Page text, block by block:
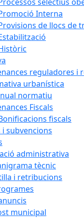
Interna
de llocs de
reguladores i
urbanística
normatiu
Fiscals
fiscals
i subvencions
administrativa
tècnic
i retribucions
municipal